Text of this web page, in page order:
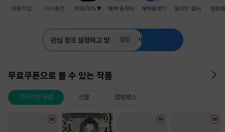
회원가입 머니충전 최대70%▼ 혜택 총정리 혜택몰빵💘 밀리언 셀러 점핑
관심 장르 설정하고 맞춤 추천 받기
설정
무료쿠폰으로 볼 수 있는 작품
기다리면 무료 선물 점핑패스